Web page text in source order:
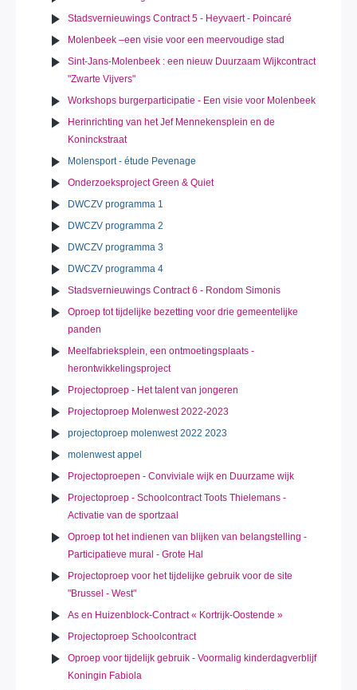
Stadsvernieuwings Contract 5 - Heyvaert - Poincaré
Molenbeek –een visie voor een meervoudige stad
Sint-Jans-Molenbeek : een nieuw Duurzaam Wijkcontract
"Zwarte Vijvers"
Workshops burgerparticipatie - Een visie voor Molenbeek
Herinrichting van het Jef Mennekensplein en de
Koninckstraat
Molensport - étude Pevenage
Onderzoeksproject Green & Quiet
DWCZV programma 1
DWCZV programma 2
DWCZV programma 3
DWCZV programma 4
Stadsvernieuwings Contract 6 - Rondom Simonis
Oproep tot tijdelijke bezetting voor drie gemeentelijke
panden
Meelfabrieksplein, een ontmoetingsplaats -
herontwikkelingsproject
Projectoproep - Het talent van jongeren
Projectoproep Molenwest 2022-2023
projectoproep molenwest 2022 2023
molenwest appel
Projectoproepen - Conviviale wijk en Duurzame wijk
Projectoproep - Schoolcontract Toots Thielemans -
Activatie van de sportzaal
Oproep tot het indienen van blijken van belangstelling -
Participatieve mural - Grote Hal
Projectoproep voor het tijdelijke gebruik voor de site
"Brussel - West"
As en Huizenblock-Contract « Kortrijk-Oostende »
Projectoproep Schoolcontract
Oproep voor tijdelijk gebruik - Voormalig kinderdagverblijf
Koningin Fabiola